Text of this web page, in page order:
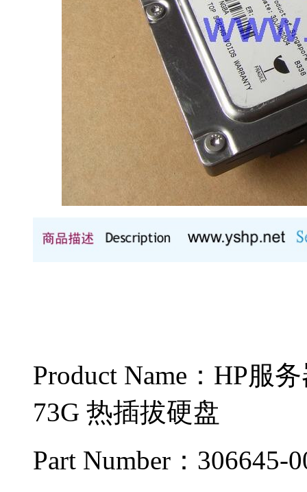
Product Name：HP服
73G 热插拔硬盘
Part Number：306645-